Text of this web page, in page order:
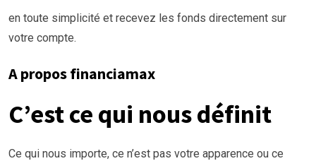
en toute simplicité et recevez les fonds directement sur
votre compte.
A propos financiamax
C’est ce qui nous définit
Ce qui nous importe, ce n’est pas votre apparence ou ce